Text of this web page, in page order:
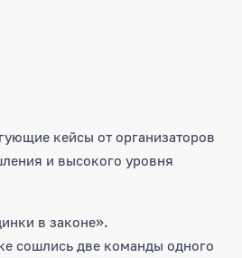
кейсы от организаторов
и высокого уровня
в законе».
сошлись две команды одного